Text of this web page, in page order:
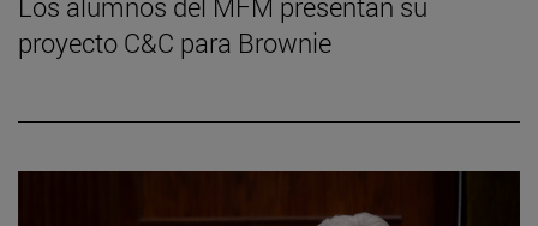
proyecto C&C para Brownie